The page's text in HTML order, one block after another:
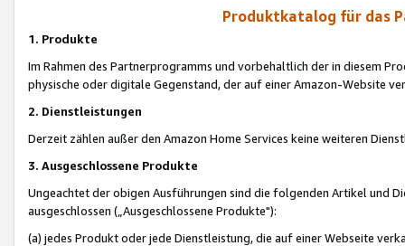
Produktkatalog für das
1. Produkte
Im Rahmen des Partnerprogramms und vorbehaltlich der in diesem
physische oder digitale Gegenstand, der auf einer Amazon-Website
2. Dienstleistungen
Derzeit zählen außer den Amazon Home Services keine weiteren
3. Ausgeschlossene Produkte
Ungeachtet der obigen Ausführungen sind die folgenden Artikel und
ausgeschlossen („Ausgeschlossene Produkte"):
(a) jedes Produkt oder jede Dienstleistung, die auf einer Webseite